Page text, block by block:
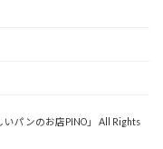
パンのお店PINO」 All Rights